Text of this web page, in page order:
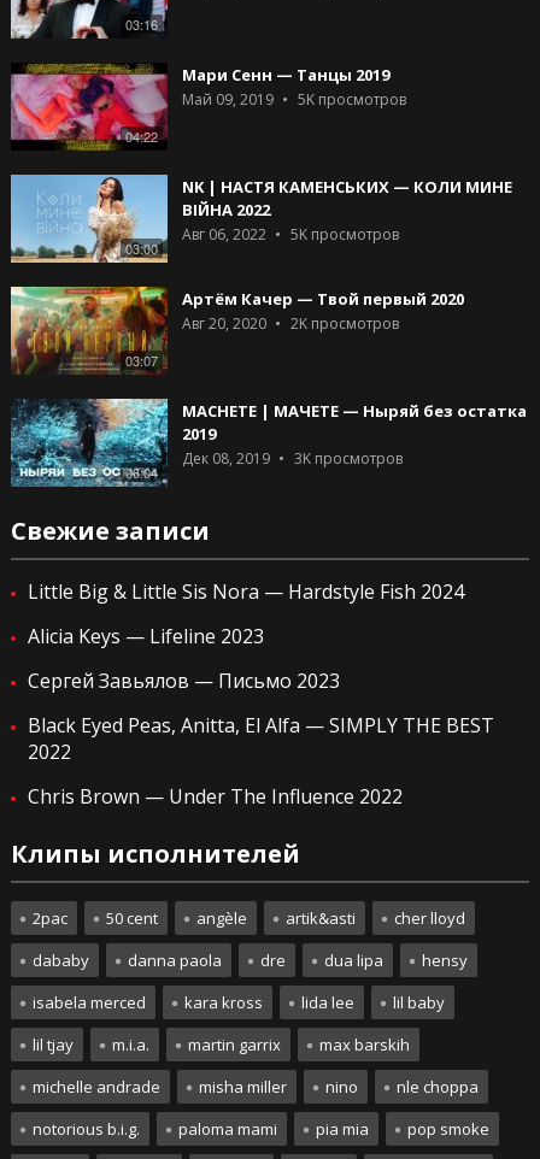
03:16
04:22
Мари Сенн — Танцы 2019
Май 09, 2019 5Kпросмотров
03:00
NK | НАСТЯ КАМЕНСЬКИХ — КОЛИ МИНЕ
ВІЙНА 2022
Авг 06, 2022 5Kпросмотров
03:07
Артём Качер — Твой первый 2020
Авг 20, 2020 2Kпросмотров
06:04
MACHETE | МАЧЕТЕ — Ныряй без остатка
2019
Дек 08, 2019 3Kпросмотров
Свежие записи
Little Big & Little Sis Nora — Hardstyle Fish 2024
Alicia Keys — Lifeline 2023
Сергей Завьялов — Письмо 2023
Black Eyed Peas, Anitta, El Alfa — SIMPLY THE BEST
2022
Chris Brown — Under The Influence 2022
Клипы исполнителей
2pac 50 cent angèle artik&asti
cher lloyd
dababy
danna paola dre dua lipa
hensy
isabela merced
kara kross lida lee
lil baby
lil tjay
m.i.a. martin garrix
max barskih
michelle andrade
misha miller nino
nle choppa
notorious b.i.g.
paloma mami pia mia pop smoke